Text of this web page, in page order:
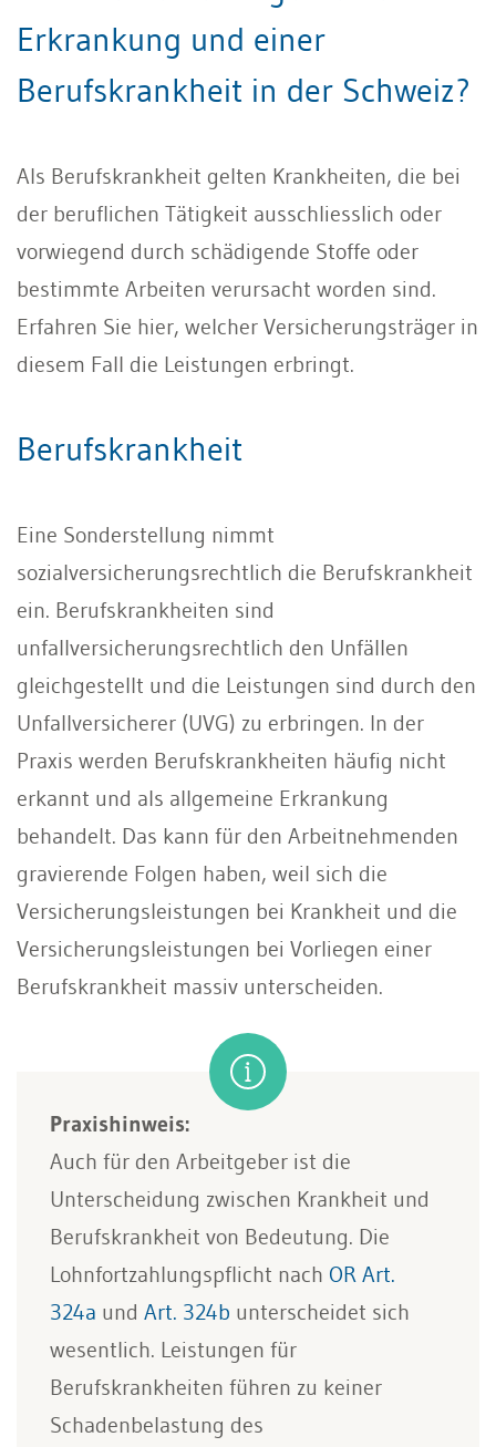
Erkrankung und einer
Berufskrankheit in der Schweiz?
Als Berufskrankheit gelten Krankheiten, die bei
der beruflichen Tätigkeit ausschliesslich oder
vorwiegend durch schädigende Stoffe oder
bestimmte Arbeiten verursacht worden sind.
Erfahren Sie hier, welcher Versicherungsträger in
diesem Fall die Leistungen erbringt.
Berufskrankheit
Eine Sonderstellung nimmt
sozialversicherungsrechtlich die Berufskrankheit
ein. Berufskrankheiten sind
unfallversicherungsrechtlich den Unfällen
gleichgestellt und die Leistungen sind durch den
Unfallversicherer (UVG) zu erbringen. In der
Praxis werden Berufskrankheiten häufig nicht
erkannt und als allgemeine Erkrankung
behandelt. Das kann für den Arbeitnehmenden
gravierende Folgen haben, weil sich die
Versicherungsleistungen bei Krankheit und die
Versicherungsleistungen bei Vorliegen einer
Berufskrankheit massiv unterscheiden.
Praxishinweis:
Auch für den Arbeitgeber ist die
Unterscheidung zwischen Krankheit und
Berufskrankheit von Bedeutung. Die
Lohnfortzahlungspflicht nach OR Art.
324a und Art. 324b unterscheidet sich
wesentlich. Leistungen für
Berufskrankheiten führen zu keiner
Schadenbelastung des